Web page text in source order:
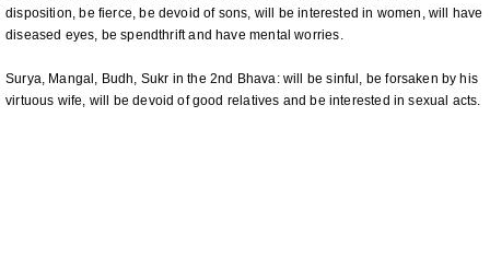
disposition, be fierce, be devoid of sons, will be interested in women, will have
diseased eyes, be spendthrift and have mental worries.
Surya, Mangal, Budh, Sukr in the 2nd Bhava: will be sinful, be forsaken by his
virtuous wife, will be devoid of good relatives and be interested in sexual acts.